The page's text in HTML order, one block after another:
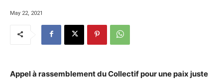
May 22, 2021
Appel à rassemblement du Collectif pour une paix juste